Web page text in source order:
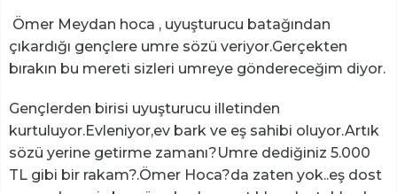
Ömer Meydan hoca , uyuşturucu batağından
çıkardığı gençlere umre sözü veriyor.Gerçekten
bırakın bu mereti sizleri umreye göndereceğim diyor.
Gençlerden birisi uyuşturucu illetinden
kurtuluyor.Evleniyor,ev bark ve eş sahibi oluyor.Artık
sözü yerine getirme zamanı?Umre dediğiniz 5.000
TL gibi bir rakam?.Ömer Hoca?da zaten yok..eş dost